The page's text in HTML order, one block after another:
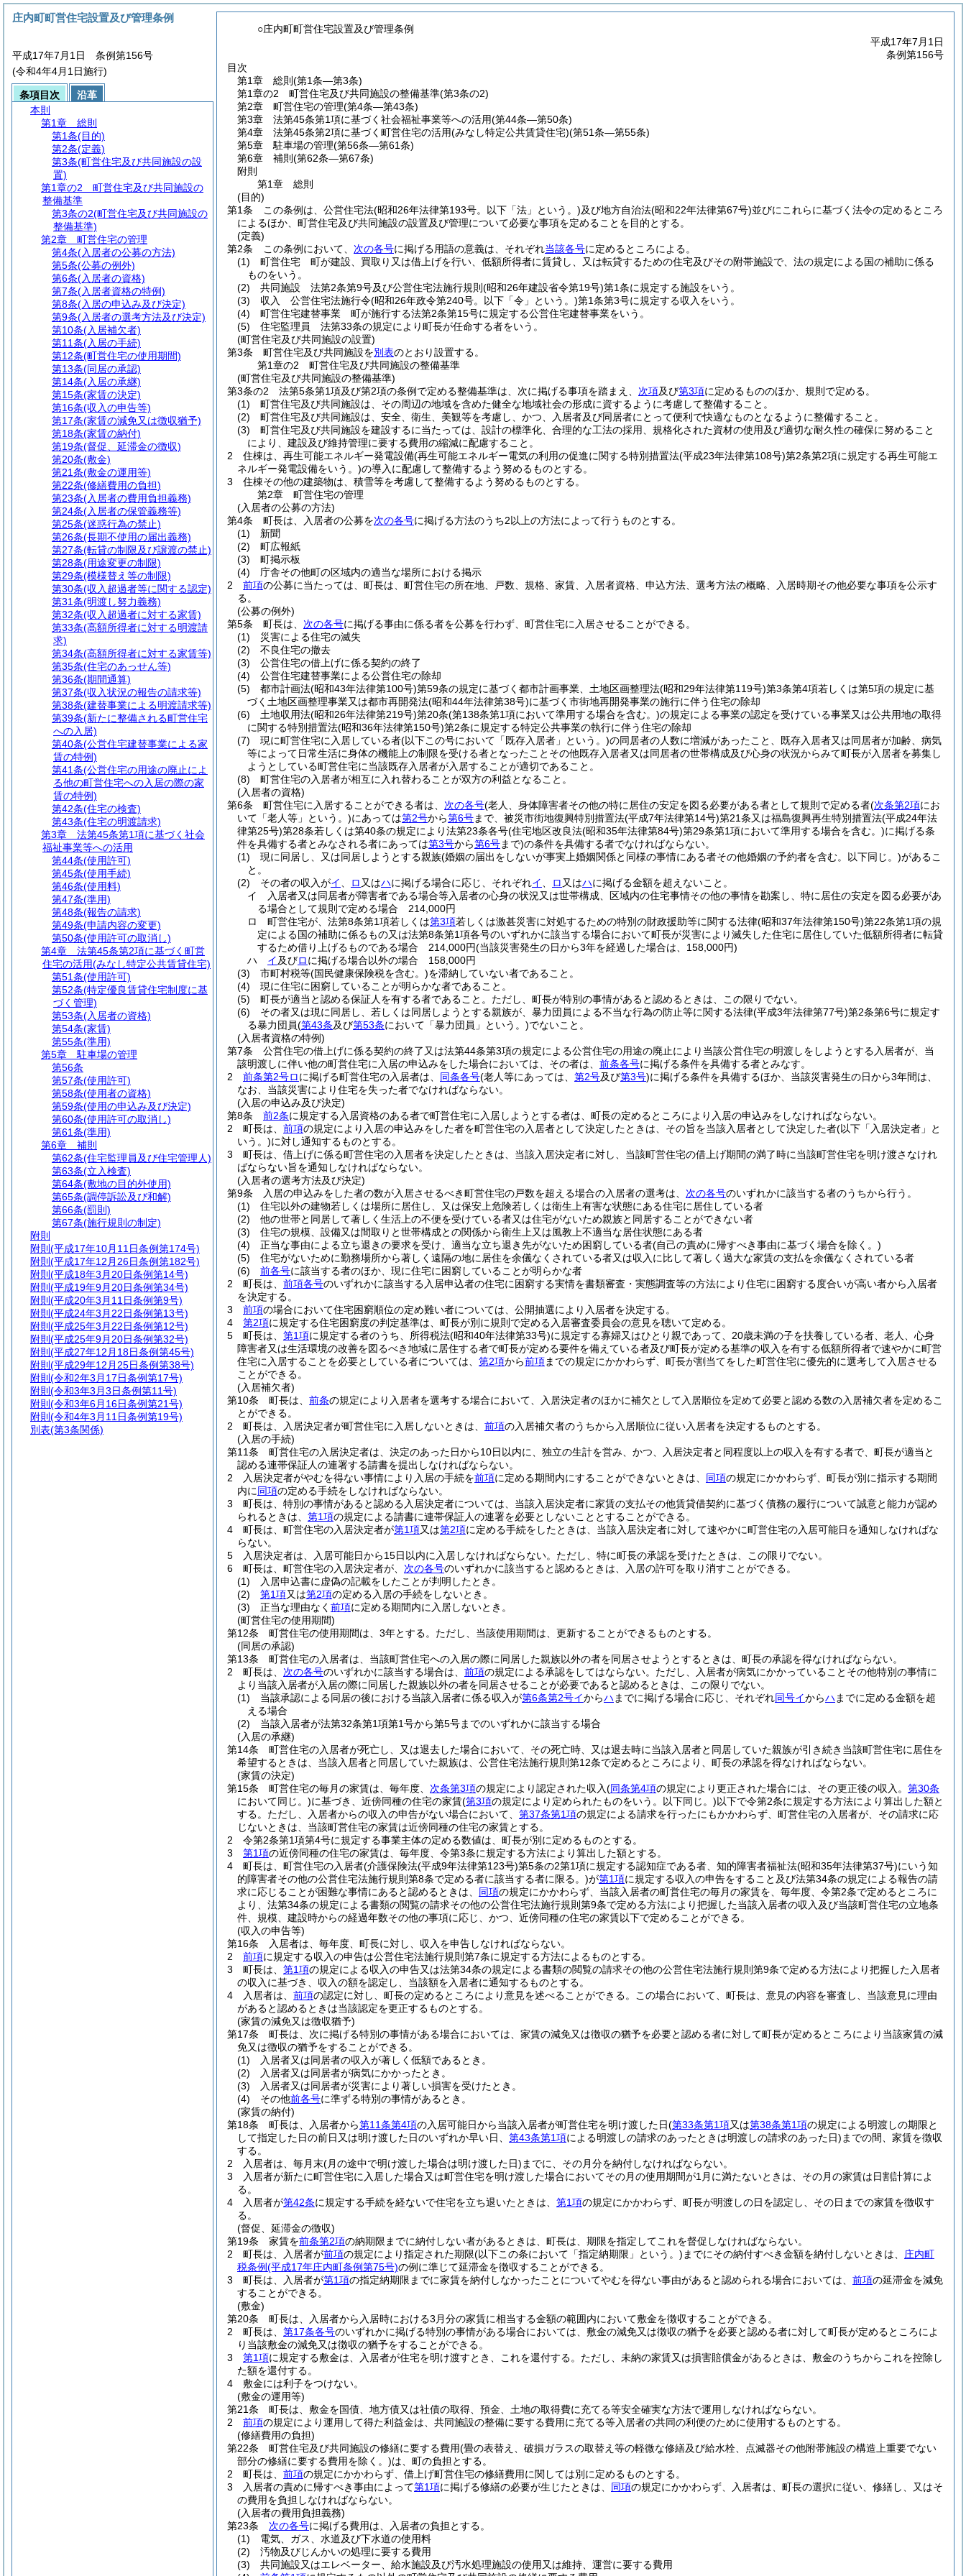
○庄内町町営住宅設置及び管理条例
平成17年7月1日
条例第156号
目次
第1章
総則 (第1条―第3条)
第1章の2
町営住宅及び共同施設の整備基準(第3条の2)
第2章
町営住宅の管理(第4条―第43条)
第3章
法第45条第1項に基づく社会福祉事業等への活用(第44条―第50条)
第4章
法第45条第2項に基づく町営住宅の活用(みなし特定公共賃貸住宅)(第51条―第55条)
第5章
駐車場の管理(第56条―第61条)
第6章
補則 (第62条―第67条)
附則
第1章
総則
(目的)
第1条
この条例は、公営住宅法(昭和26年法律第193号。以下「法」という。)及び地方自治法(昭和22年法律第67号)並びにこれらに基づく法令の定めるところ
によるほか、町営住宅及び共同施設の設置及び管理について必要な事項を定めることを目的とする。
(定義)
第2条
この条例において、 次の各号に掲げる用語の意義は、それぞれ当該各号に定めるところによる。
(1)
町営住宅 町が建設、買取り又は借上げを行い、低額所得者に賃貸し、又は転貸するための住宅及びその附帯施設で、法の規定による国の補助に係る
ものをいう。
(2)
共同施設 法第2条第9号及び公営住宅法施行規則 (昭和26年建設省令第19号)第1条に規定する施設をいう。
(3)
収入 公営住宅法施行令(昭和26年政令第240号。以下「令」という。)第1条第3号に規定する収入をいう。
(4)
町営住宅建替事業 町が施行する法第2条第15号に規定する公営住宅建替事業をいう。
(5)
住宅監理員 法第33条の規定により町長が任命する者をいう。
(町営住宅及び共同施設の設置)
第3条
町営住宅及び共同施設を別表のとおり設置する。
第1章の2
町営住宅及び共同施設の整備基準
(町営住宅及び共同施設の整備基準)
第3条の2
法第5条第1項及び第2項の条例で定める整備基準は、次に掲げる事項を踏まえ、 次項及び第3項に定めるもののほか、規則で定める。
(1)
町営住宅及び共同施設は、その周辺の地域を含めた健全な地域社会の形成に資するように考慮して整備すること。
(2)
町営住宅及び共同施設は、安全、衛生、美観等を考慮し、かつ、入居者及び同居者にとって便利で快適なものとなるように整備すること。
(3)
町営住宅及び共同施設を建設するに当たっては、設計の標準化、合理的な工法の採用、規格化された資材の使用及び適切な耐久性の確保に努めること
により、建設及び維持管理に要する費用の縮減に配慮すること。
2
住棟は、再生可能エネルギー発電設備(再生可能エネルギー電気の利用の促進に関する特別措置法(平成23年法律第108号)第2条第2項に規定する再生可能エ
ネルギー発電設備をいう。)の導入に配慮して整備するよう努めるものとする。
3
住棟その他の建築物は、積雪等を考慮して整備するよう努めるものとする。
第2章
町営住宅の管理
(入居者の公募の方法)
第4条
町長は、入居者の公募を次の各号に掲げる方法のうち2以上の方法によって行うものとする。
(1)
新聞
(2)
町広報紙
(3)
町掲示板
(4)
庁舎その他町の区域内の適当な場所における掲示
2
前項の公募に当たっては、町長は、町営住宅の所在地、戸数、規格、家賃、入居者資格、申込方法、選考方法の概略、入居時期その他必要な事項を公示す
る。
(公募の例外)
第5条
町長は、 次の各号に掲げる事由に係る者を公募を行わず、町営住宅に入居させることができる。
(1)
災害による住宅の滅失
(2)
不良住宅の撤去
(3)
公営住宅の借上げに係る契約の終了
(4)
公営住宅建替事業による公営住宅の除却
(5)
都市計画法(昭和43年法律第100号)第59条の規定に基づく都市計画事業、土地区画整理法(昭和29年法律第119号)第3条第4項若しくは第5項の規定に基
づく土地区画整理事業又は都市再開発法(昭和44年法律第38号)に基づく市街地再開発事業の施行に伴う住宅の除却
(6)
土地収用法(昭和26年法律第219号)第20条(第138条第1項において準用する場合を含む。)の規定による事業の認定を受けている事業又は公共用地の取得
に関する特別措置法(昭和36年法律第150号)第2条に規定する特定公共事業の執行に伴う住宅の除却
(7)
現に町営住宅に入居している者(以下この号において「既存入居者」という。)の同居者の人数に増減があったこと、既存入居者又は同居者が加齢、病気
等によって日常生活に身体の機能上の制限を受ける者となったことその他既存入居者又は同居者の世帯構成及び心身の状況からみて町長が入居者を募集し
ようとしている町営住宅に当該既存入居者が入居することが適切であること。
(8)
町営住宅の入居者が相互に入れ替わることが双方の利益となること。
(入居者の資格)
第6条
町営住宅に入居することができる者は、 次の各号(老人、身体障害者その他の特に居住の安定を図る必要がある者として規則で定める者(次条第2項にお
いて「老人等」という。)にあっては第2号から第6号まで、被災市街地復興特別措置法(平成7年法律第14号)第21条又は福島復興再生特別措置法(平成24年法
律第25号)第28条若しくは第40条の規定により法第23条各号(住宅地区改良法(昭和35年法律第84号)第29条第1項において準用する場合を含む。)に掲げる条
件を具備する者とみなされる者にあっては第3号から第6号まで)の条件を具備する者でなければならない。
(1)
現に同居し、又は同居しようとする親族(婚姻の届出をしないが事実上婚姻関係と同様の事情にある者その他婚姻の予約者を含む。以下同じ。)があるこ
と。
(2)
その者の収入がイ ロ 又はハに掲げる場合に応じ、それぞれイ ロ 又はハに掲げる金額を超えないこと。
イ
入居者又は同居者が障害者である場合等入居者の心身の状況又は世帯構成、区域内の住宅事情その他の事情を勘案し、特に居住の安定を図る必要があ
る場合として規則で定める場合 214,000円
ロ
町営住宅が、法第8条第1項若しくは第3項若しくは激甚災害に対処するための特別の財政援助等に関する法律(昭和37年法律第150号)第22条第1項の規
定による国の補助に係るもの又は法第8条第1項各号のいずれかに該当する場合において町長が災害により滅失した住宅に居住していた低額所得者に転貸
するため借り上げるものである場合 214,000円(当該災害発生の日から3年を経過した場合は、158,000円)
ハ
イ及びロに掲げる場合以外の場合 158,000円
(3)
市町村税等(国民健康保険税を含む。)を滞納していない者であること。
(4)
現に住宅に困窮していることが明らかな者であること。
(5)
町長が適当と認める保証人を有する者であること。 ただし、町長が特別の事情があると認めるときは、この限りでない。
(6)
その者又は現に同居し、若しくは同居しようとする親族が、暴力団員による不当な行為の防止等に関する法律(平成3年法律第77号)第2条第6号に規定す
る暴力団員(第43条及び第53条において「暴力団員」という。)でないこと。
(入居者資格の特例)
第7条
公営住宅の借上げに係る契約の終了又は法第44条第3項の規定による公営住宅の用途の廃止により当該公営住宅の明渡しをしようとする入居者が、当
該明渡しに伴い他の町営住宅に入居の申込みをした場合においては、その者は、 前条各号に掲げる条件を具備する者とみなす。
2
前条第2号ロに掲げる町営住宅の入居者は、 同条各号(老人等にあっては、 第2号及び第3号)に掲げる条件を具備するほか、当該災害発生の日から3年間は、
なお、当該災害により住宅を失った者でなければならない。
(入居の申込み及び決定)
第8条
前2条に規定する入居資格のある者で町営住宅に入居しようとする者は、町長の定めるところにより入居の申込みをしなければならない。
2
町長は、 前項の規定により入居の申込みをした者を町営住宅の入居者として決定したときは、その旨を当該入居者として決定した者(以下「入居決定者」と
いう。)に対し通知するものとする。
3
町長は、借上げに係る町営住宅の入居者を決定したときは、当該入居決定者に対し、当該町営住宅の借上げ期間の満了時に当該町営住宅を明け渡さなけれ
ばならない旨を通知しなければならない。
(入居者の選考方法及び決定)
第9条
入居の申込みをした者の数が入居させるべき町営住宅の戸数を超える場合の入居者の選考は、 次の各号のいずれかに該当する者のうちから行う。
(1)
住宅以外の建物若しくは場所に居住し、又は保安上危険若しくは衛生上有害な状態にある住宅に居住している者
(2)
他の世帯と同居して著しく生活上の不便を受けている者又は住宅がないため親族と同居することができない者
(3)
住宅の規模、設備又は間取りと世帯構成との関係から衛生上又は風教上不適当な居住状態にある者
(4)
正当な事由による立ち退きの要求を受け、適当な立ち退き先がないため困窮している者(自己の責めに帰すべき事由に基づく場合を除く。)
(5)
住宅がないために勤務場所から著しく遠隔の地に居住を余儀なくされている者又は収入に比して著しく過大な家賃の支払を余儀なくされている者
(6)
前各号に該当する者のほか、現に住宅に困窮していることが明らかな者
2
町長は、 前項各号のいずれかに該当する入居申込者の住宅に困窮する実情を書類審査・実態調査等の方法により住宅に困窮する度合いが高い者から入居者
を決定する。
3
前項の場合において住宅困窮順位の定め難い者については、公開抽選により入居者を決定する。
4
第2項に規定する住宅困窮度の判定基準は、町長が別に規則で定める入居審査委員会の意見を聴いて定める。
5
町長は、 第1項に規定する者のうち、所得税法(昭和40年法律第33号)に規定する寡婦又はひとり親であって、20歳未満の子を扶養している者、老人、心身
障害者又は生活環境の改善を図るべき地域に居住する者で町長が定める要件を備えている者及び町長が定める基準の収入を有する低額所得者で速やかに町営
住宅に入居することを必要としている者については、 第2項から前項までの規定にかかわらず、町長が割当てをした町営住宅に優先的に選考して入居させる
ことができる。
(入居補欠者)
第10条
町長は、 前条の規定により入居者を選考する場合において、入居決定者のほかに補欠として入居順位を定めて必要と認める数の入居補欠者を定めるこ
とができる。
2
町長は、入居決定者が町営住宅に入居しないときは、 前項の入居補欠者のうちから入居順位に従い入居者を決定するものとする。
(入居の手続)
第11条
町営住宅の入居決定者は、決定のあった日から10日以内に、独立の生計を営み、かつ、入居決定者と同程度以上の収入を有する者で、町長が適当と
認める連帯保証人の連署する請書を提出しなければならない。
2
入居決定者がやむを得ない事情により入居の手続を前項に定める期間内にすることができないときは、 同項の規定にかかわらず、町長が別に指示する期間
内に同項の定める手続をしなければならない。
3
町長は、特別の事情があると認める入居決定者については、当該入居決定者に家賃の支払その他賃貸借契約に基づく債務の履行について誠意と能力が認め
られるときは、 第1項の規定による請書に連帯保証人の連署を必要としないこととすることができる。
4
町長は、町営住宅の入居決定者が第1項又は第2項に定める手続をしたときは、当該入居決定者に対して速やかに町営住宅の入居可能日を通知しなければな
らない。
5
入居決定者は、入居可能日から15日以内に入居しなければならない。 ただし、特に町長の承認を受けたときは、この限りでない。
6
町長は、町営住宅の入居決定者が、 次の各号のいずれかに該当すると認めるときは、入居の許可を取り消すことができる。
(1)
入居申込書に虚偽の記載をしたことが判明したとき。
(2)
第1項又は第2項の定める入居の手続をしないとき。
(3)
正当な理由なく 前項に定める期間内に入居しないとき。
(町営住宅の使用期間)
第12条
町営住宅の使用期間は、3年とする。 ただし、当該使用期間は、更新することができるものとする。
(同居の承認)
第13条
町営住宅の入居者は、当該町営住宅への入居の際に同居した親族以外の者を同居させようとするときは、町長の承認を得なければならない。
2
町長は、 次の各号のいずれかに該当する場合は、 前項の規定による承認をしてはならない。 ただし、入居者が病気にかかっていることその他特別の事情に
より当該入居者が入居の際に同居した親族以外の者を同居させることが必要であると認めるときは、この限りでない。
(1)
当該承認による同居の後における当該入居者に係る収入が第6条第2号イからハ までに掲げる場合に応じ、それぞれ同号イからハ までに定める金額を超
える場合
(2)
当該入居者が法第32条第1項第1号から第5号までのいずれかに該当する場合
(入居の承継)
第14条
町営住宅の入居者が死亡し、又は退去した場合において、その死亡時、又は退去時に当該入居者と同居していた親族が引き続き当該町営住宅に居住を
希望するときは、当該入居者と同居していた親族は、公営住宅法施行規則第12条で定めるところにより、町長の承認を得なければならない。
(家賃の決定)
第15条
町営住宅の毎月の家賃は、毎年度、 次条第3項の規定により認定された収入(同条第4項の規定により更正された場合には、その更正後の収入。 第30条
において同じ。)に基づき、近傍同種の住宅の家賃(第3項の規定により定められたものをいう。以下同じ。)以下で令第2条に規定する方法により算出した額と
する。 ただし、入居者からの収入の申告がない場合において、 第37条第1項の規定による請求を行ったにもかかわらず、町営住宅の入居者が、その請求に応
じないときは、当該町営住宅の家賃は近傍同種の住宅の家賃とする。
2
令第2条第1項第4号に規定する事業主体の定める数値は、町長が別に定めるものとする。
3
第1項の近傍同種の住宅の家賃は、毎年度、令第3条に規定する方法により算出した額とする。
4
町長は、町営住宅の入居者(介護保険法(平成9年法律第123号)第5条の2第1項に規定する認知症である者、知的障害者福祉法(昭和35年法律第37号)にいう知
的障害者その他の公営住宅法施行規則第8条で定める者に該当する者に限る。)が第1項に規定する収入の申告をすること及び法第34条の規定による報告の請
求に応じることが困難な事情にあると認めるときは、 同項の規定にかかわらず、当該入居者の町営住宅の毎月の家賃を、毎年度、令第2条で定めるところに
より、法第34条の規定による書類の閲覧の請求その他の公営住宅法施行規則第9条で定める方法により把握した当該入居者の収入及び当該町営住宅の立地条
件、規模、建設時からの経過年数その他の事項に応じ、かつ、近傍同種の住宅の家賃以下で定めることができる。
(収入の申告等)
第16条
入居者は、毎年度、町長に対し、収入を申告しなければならない。
2
前項に規定する収入の申告は公営住宅法施行規則第7条に規定する方法によるものとする。
3
町長は、 第1項の規定による収入の申告又は法第34条の規定による書類の閲覧の請求その他の公営住宅法施行規則第9条で定める方法により把握した入居者
の収入に基づき、収入の額を認定し、当該額を入居者に通知するものとする。
4
入居者は、 前項の認定に対し、町長の定めるところにより意見を述べることができる。
この場合において、町長は、意見の内容を審査し、当該意見に理由
があると認めるときは当該認定を更正するものとする。
(家賃の減免又は徴収猶予)
第17条
町長は、次に掲げる特別の事情がある場合においては、家賃の減免又は徴収の猶予を必要と認める者に対して町長が定めるところにより当該家賃の減
免又は徴収の猶予をすることができる。
(1)
入居者又は同居者の収入が著しく低額であるとき。
(2)
入居者又は同居者が病気にかかったとき。
(3)
入居者又は同居者が災害により著しい損害を受けたとき。
(4)
その他前各号に準ずる特別の事情があるとき。
(家賃の納付)
第18条
町長は、入居者から第11条第4項の入居可能日から当該入居者が町営住宅を明け渡した日(第33条第1項又は第38条第1項の規定による明渡しの期限と
して指定した日の前日又は明け渡した日のいずれか早い日、 第43条第1項による明渡しの請求のあったときは明渡しの請求のあった日) までの間、家賃を徴収
する。
2
入居者は、毎月末(月の途中で明け渡した場合は明け渡した日) までに、その月分を納付しなければならない。
3
入居者が新たに町営住宅に入居した場合又は町営住宅を明け渡した場合においてその月の使用期間が1月に満たないときは、その月の家賃は日割計算によ
る。
4
入居者が第42条に規定する手続を経ないで住宅を立ち退いたときは、 第1項の規定にかかわらず、町長が明渡しの日を認定し、その日までの家賃を徴収す
る。
(督促、延滞金の徴収)
第19条
家賃を前条第2項の納期限までに納付しない者があるときは、町長は、期限を指定してこれを督促しなければならない。
2
町長は、入居者が前項の規定により指定された期限(以下この条において「指定納期限」という。) までにその納付すべき金額を納付しないときは、 庄内町
税条例(平成17年庄内町条例第75号)の例に準じて延滞金を徴収することができる。
3
町長は、入居者が第1項の指定納期限までに家賃を納付しなかったことについてやむを得ない事由があると認められる場合においては、 前項の延滞金を減免
することができる。
(敷金)
第20条
町長は、入居者から入居時における3月分の家賃に相当する金額の範囲内において敷金を徴収することができる。
2
町長は、 第17条各号のいずれかに掲げる特別の事情がある場合においては、敷金の減免又は徴収の猶予を必要と認める者に対して町長が定めるところによ
り当該敷金の減免又は徴収の猶予をすることができる。
3
第1項に規定する敷金は、入居者が住宅を明け渡すとき、これを還付する。 ただし、未納の家賃又は損害賠償金があるときは、敷金のうちからこれを控除し
た額を還付する。
4
敷金には利子をつけない。
(敷金の運用等)
第21条
町長は、敷金を国債、地方債又は社債の取得、預金、土地の取得費に充てる等安全確実な方法で運用しなければならない。
2
前項の規定により運用して得た利益金は、共同施設の整備に要する費用に充てる等入居者の共同の利便のために使用するものとする。
(修繕費用の負担)
第22条
町営住宅及び共同施設の修繕に要する費用(畳の表替え、破損ガラスの取替え等の軽微な修繕及び給水栓、点滅器その他附帯施設の構造上重要でない
部分の修繕に要する費用を除く。)は、町の負担とする。
2
町長は、 前項の規定にかかわらず、借上げ町営住宅の修繕費用に関しては別に定めるものとする。
3
入居者の責めに帰すべき事由によって第1項に掲げる修繕の必要が生じたときは、 同項の規定にかかわらず、入居者は、町長の選択に従い、修繕し、又はそ
の費用を負担しなければならない。
(入居者の費用負担義務)
第23条
次の各号に掲げる費用は、入居者の負担とする。
(1)
電気、ガス、水道及び下水道の使用料
(2)
汚物及びじんかいの処理に要する費用
(3)
共同施設又はエレベーター、給水施設及び汚水処理施設の使用又は維持、運営に要する費用
庄内町町営住宅設置及び管理条例
平成17年7月1日 条例第156号
(令和4年4月1日施行)
条項目次
沿革
本則
第1章
総則
第1条(目的)
第2条(定義)
第3条(町営住宅及び共同施設の設
置)
第1章の2
町営住宅及び共同施設の
整備基準
第3条の2(町営住宅及び共同施設の
整備基準)
第2章
町営住宅の管理
第4条(入居者の公募の方法)
第5条(公募の例外)
第6条(入居者の資格)
第7条(入居者資格の特例)
第8条(入居の申込み及び決定)
第9条(入居者の選考方法及び決定)
第10条(入居補欠者)
第11条(入居の手続)
第12条(町営住宅の使用期間)
第13条(同居の承認)
第14条(入居の承継)
第15条(家賃の決定)
第16条(収入の申告等)
第17条(家賃の減免又は徴収猶予)
第18条(家賃の納付)
第19条(督促、延滞金の徴収)
第20条(敷金)
第21条(敷金の運用等)
第22条(修繕費用の負担)
第23条(入居者の費用負担義務)
第24条(入居者の保管義務等)
第25条(迷惑行為の禁止)
第26条(長期不使用の届出義務)
第27条(転貸の制限及び譲渡の禁止)
第28条(用途変更の制限)
第29条(模様替え等の制限)
第30条(収入超過者等に関する認定)
第31条(明渡し努力義務)
第32条(収入超過者に対する家賃)
第33条(高額所得者に対する明渡請
求)
第34条(高額所得者に対する家賃等)
第35条(住宅のあっせん等)
第36条(期間通算)
第37条(収入状況の報告の請求等)
第38条(建替事業による明渡請求等)
第39条(新たに整備される町営住宅
への入居)
第40条(公営住宅建替事業による家
賃の特例)
第41条(公営住宅の用途の廃止によ
る他の町営住宅への入居の際の家
賃の特例)
第42条(住宅の検査)
第43条(住宅の明渡請求)
第3章
法第45条第1項に基づく社会
福祉事業等への活用
第44条(使用許可)
第45条(使用手続)
第46条(使用料)
第47条(準用)
第48条(報告の請求)
第49条(申請内容の変更)
第50条(使用許可の取消し)
第4章
法第45条第2項に基づく町営
住宅の活用(みなし特定公共賃貸住宅)
第51条(使用許可)
第52条(特定優良賃貸住宅制度に基
づく管理)
第53条(入居者の資格)
第54条(家賃)
第55条(準用)
第5章
駐車場の管理
第56条
第57条(使用許可)
第58条(使用者の資格)
第59条(使用の申込み及び決定)
第60条(使用許可の取消し)
第61条(準用)
第6章
補則
第62条(住宅監理員及び住宅管理人)
第63条(立入検査)
第64条(敷地の目的外使用)
第65条(調停訴訟及び和解)
第66条(罰則)
第67条(施行規則の制定)
附則
附則 (平成17年10月11日条例第174号)
附則 (平成17年12月26日条例第182号)
附則 (平成18年3月20日条例第14号)
附則 (平成19年9月20日条例第34号)
附則 (平成20年3月11日条例第9号)
附則 (平成24年3月22日条例第13号)
附則 (平成25年3月22日条例第12号)
附則 (平成25年9月20日条例第32号)
附則 (平成27年12月18日条例第45号)
附則 (平成29年12月25日条例第38号)
附則 (令和2年3月17日条例第17号)
附則 (令和3年3月3日条例第11号)
附則 (令和3年6月16日条例第21号)
附則 (令和4年3月11日条例第19号)
別表(第3条関係)